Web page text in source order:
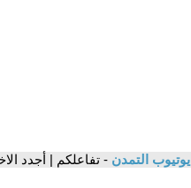
يوتيوب التمدن - تفاعلكم | أجدد